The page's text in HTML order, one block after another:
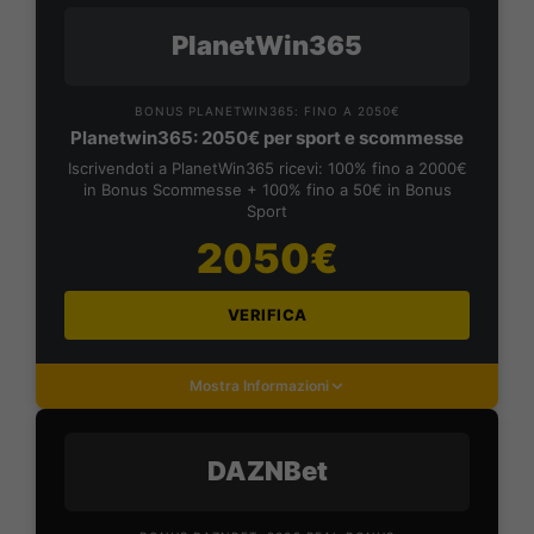
PlanetWin365
BONUS PLANETWIN365: FINO A 2050€
Planetwin365: 2050€ per sport e scommesse
Iscrivendoti a PlanetWin365 ricevi: 100% fino a 2000€
in Bonus Scommesse + 100% fino a 50€ in Bonus
Sport
2050€
VERIFICA
Mostra Informazioni
DAZNBet